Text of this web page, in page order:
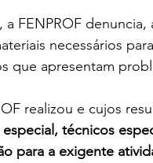
FENPROF
necessários
que apresentam
realizou e cujos
técnicos
para a exigente